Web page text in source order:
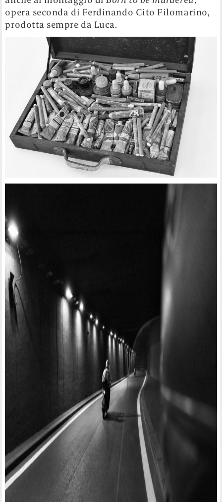
opera seconda di Ferdinando Cito Filomarino,
prodotta sempre da Luca.